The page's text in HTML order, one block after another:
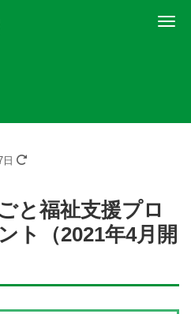
ナ
と福祉支援プロ
ト（2021年4月開